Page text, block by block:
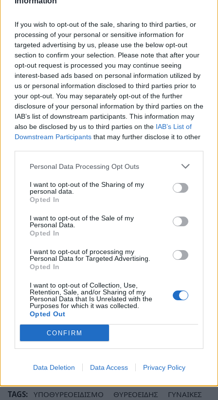
If you wish to opt-out of the sale, sharing to third parties, or
processing of your personal or sensitive information for
targeted advertising by us, please use the below opt-out
section to confirm your selection. Please note that after your
opt-out request is processed you may continue seeing
interest-based ads based on personal information utilized by
us or personal information disclosed to third parties prior to
your opt-out. You may separately opt-out of the further
disclosure of your personal information by third parties on the
IAB’s list of downstream participants. This information may
also be disclosed by us to third parties on the IAB’s List of
Downstream Participants that may further disclose it to other
Personal Data Processing Opt Outs
I want to opt-out of the Sharing of my
personal data.
Opted In
I want to opt-out of the Sale of my
Personal Data.
Opted In
I want to opt-out of processing my
Personal Data for Targeted Advertising.
Opted In
I want to opt-out of Collection, Use,
Retention, Sale, and/or Sharing of my
Personal Data that Is Unrelated with the
Purposes for which it was collected.
Opted Out
CONFIRM
Data Deletion Data Access Privacy Policy
και ο οργανισμός σταδιακά επανέρχεται.
Πώς θεραπεύεται ο
υποθυρεοειδισμός;
Δεν υπάρχειθεραπείαγια τον
υποθυρεοειδισμό, αλλά υπάρχουντρόποι
διαχείρισηςτων συμπτωμάτων, όπως την
υποκατάσταση θυρεοειδικών ορμονών με τη
μορφή δισκίων θυροξίνης.
Μάλιστα, οι γιατροί τονίζουν ότι είναι
σημαντικό ένας υπολειτουργικός θυρεοειδής να
αντιμετωπίζεται με
μακροπρόθεσμες επιπτώσεις του
υπολειτουργικού θυρεοειδούς όχι μόνο
μπορούν να σας κάνουν να αισθάνεστε
αδιαθεσία, αλλά μπορεί επίσης να αυξήσουν τον
καρδιακές παθήσεις. Ταυτόχρονα, δεν
αποκλείεται να προκαλέσει επιπλοκές στην
εγκυμοσύνη στις γυναίκες.
Ακολουθήστε τοnotospress.gr
TAGS: ΥΠΟΘΥΡΕΟΕΙΔΙΣΜΟ ΘΥΡΕΟΕΙΔΗΣ
ΓΥΝΑΙΚΕΣ